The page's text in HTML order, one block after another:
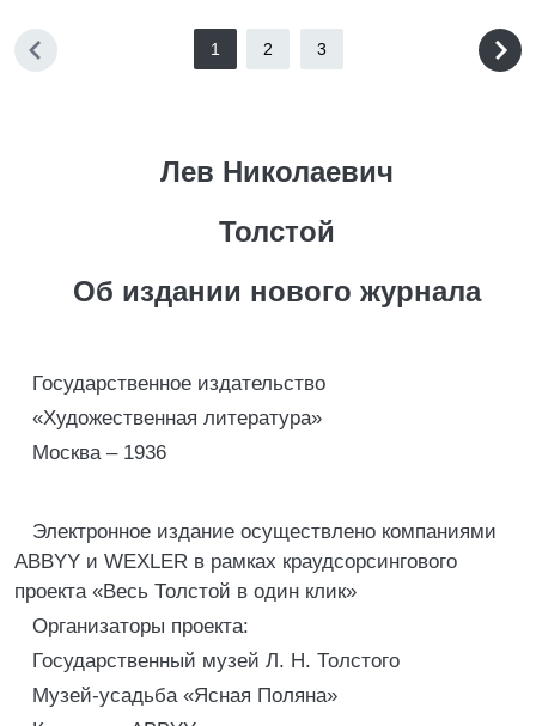
1 2 3
Лев Николаевич
Толстой
Об издании нового журнала
Государственное издательство
«Художественная литература»
Москва – 1936
Электронное издание осуществлено компаниями
ABBYY и WEXLER в рамках краудсорсингового
проекта «Весь Толстой в один клик»
Организаторы проекта:
Государственный музей Л. Н. Толстого
Музей-усадьба «Ясная Поляна»